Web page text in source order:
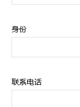
身份
联系电话